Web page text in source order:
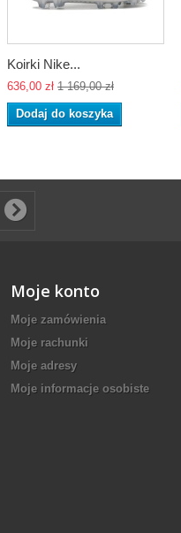
Koirki Nike...
636,00 zł 1 169,00 zł
Dodaj do koszyka
Moje konto
Moje zamówienia
Moje rachunki
Moje adresy
Moje informacje osobiste